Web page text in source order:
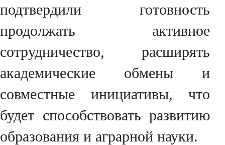
подтвердили готовность
продолжать активное
сотрудничество, расширять
академические обмены и
совместные инициативы, что
будет способствовать развитию
образования и аграрной науки.